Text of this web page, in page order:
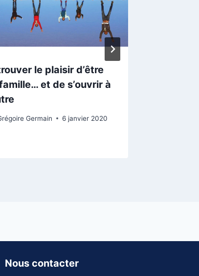
le plaisir d’être
et de s’ouvrir à
Germain 6 janvier 2020
Nous contacter